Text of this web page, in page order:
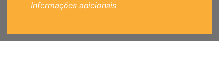
Informações adicionais